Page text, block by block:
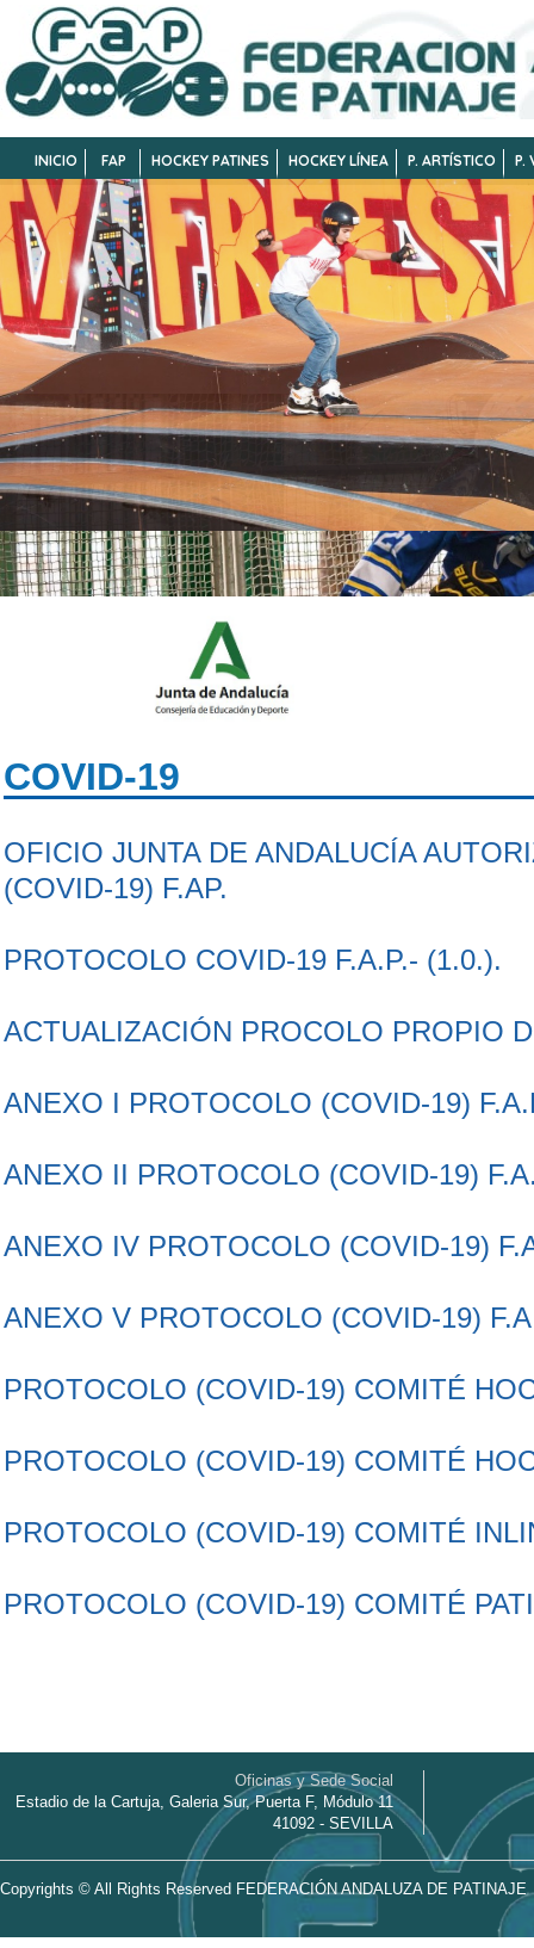
INICIO FAP HOCKEY PATINES HOCKEY LÍNEA P. ARTÍSTICO P.
COVID-19
OFICIO JUNTA DE ANDALUCÍA
(COVID-19) F.AP.
PROTOCOLO COVID-19 F.A.P.- (1.0.).
ACTUALIZACIÓN PROCOLO PROPIO
ANEXO I PROTOCOLO (COVID-19)
ANEXO II PROTOCOLO (COVID-19)
ANEXO IV PROTOCOLO (COVID-19)
ANEXO V PROTOCOLO (COVID-19)
PROTOCOLO (COVID-19) COMITÉ
PROTOCOLO (COVID-19) COMITÉ
PROTOCOLO (COVID-19) COMITÉ
PROTOCOLO (COVID-19) COMITÉ
Oficinas y Sede Social
Estadio de la Cartuja, Galeria Sur, Puerta F, Módulo 11
41092 - SEVILLA
Copyrights © All Rights Reserved FEDERACIÓN ANDALUZA DE PATINAJE